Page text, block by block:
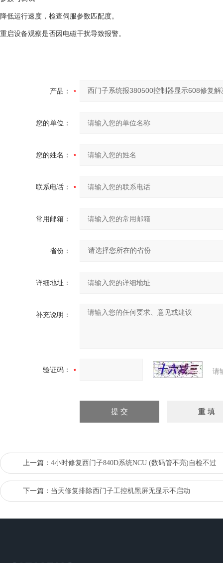
降低运行速度，检查伺服参数匹配度。 ‌
重启设备观察是否因电磁干扰导致报警。 ‌
产品：
您的单位：
您的姓名：
联系电话：
常用邮箱：
省份：
详细地址：
补充说明：
验证码： 请
上一篇： 4小时修复西门子840D系统NCU (数码管不亮)自检不过
下一篇： 当天修复排除西门子工控机黑屏无显示不启动